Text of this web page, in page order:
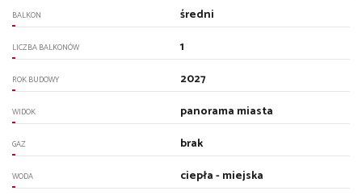
BALKON średni
LICZBA BALKONÓW 1
ROK BUDOWY 2027
WIDOK panorama miasta
GAZ brak
WODA ciepła - miejska